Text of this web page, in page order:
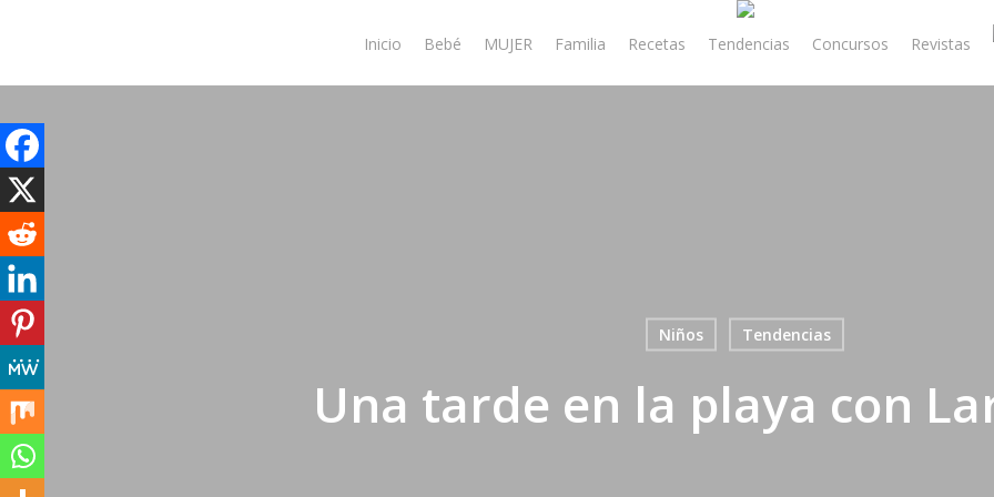
Inicio Bebé MUJER Familia Recetas Tendencias Concursos Revistas
Niños Tendencias
Una tarde en la playa con